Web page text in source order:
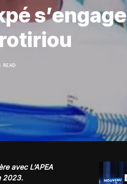
s’engage
READ
avec L’APEA
2023.